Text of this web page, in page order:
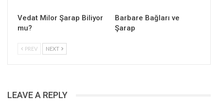
Vedat Milor Şarap Biliyor
mu?
Barbare Bağları ve
Şarap
PREV NEXT
LEAVE A REPLY